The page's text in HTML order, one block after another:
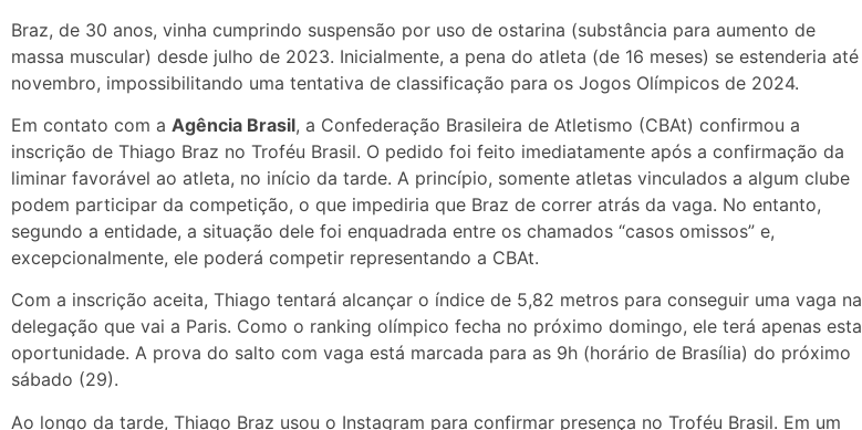
Braz, de 30 anos, vinha cumprindo suspensão por uso de ostarina (substância para aumento de
massa muscular) desde julho de 2023. Inicialmente, a pena do atleta (de 16 meses) se estenderia até
novembro, impossibilitando uma tentativa de classificação para os Jogos Olímpicos de 2024.
Em contato com a Agência Brasil, a Confederação Brasileira de Atletismo (CBAt) confirmou a
inscrição de Thiago Braz no Troféu Brasil. O pedido foi feito imediatamente após a confirmação da
liminar favorável ao atleta, no início da tarde. A princípio, somente atletas vinculados a algum clube
podem participar da competição, o que impediria que Braz de correr atrás da vaga. No entanto,
segundo a entidade, a situação dele foi enquadrada entre os chamados “casos omissos” e,
excepcionalmente, ele poderá competir representando a CBAt.
Com a inscrição aceita, Thiago tentará alcançar o índice de 5,82 metros para conseguir uma vaga na
delegação que vai a Paris. Como o ranking olímpico fecha no próximo domingo, ele terá apenas esta
oportunidade. A prova do salto com vaga está marcada para as 9h (horário de Brasília) do próximo
sábado (29).
Ao longo da tarde, Thiago Braz usou o Instagram para confirmar presença no Troféu Brasil. Em um